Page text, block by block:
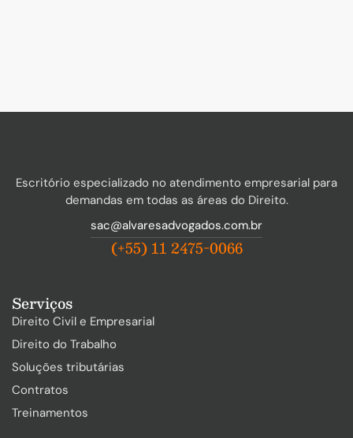
Escritório especializado no atendimento empresarial para
demandas em todas as áreas do Direito.
sac@alvaresadvogados.com.br
(+55) 11 2475-0066
Serviços
Direito Civil e Empresarial
Direito do Trabalho
Soluções tributárias
Contratos
Treinamentos